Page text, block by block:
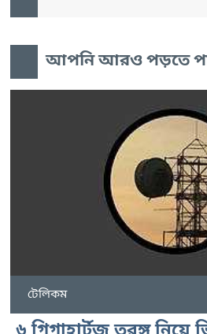
আপনি আরও পড়তে
টেলিকম